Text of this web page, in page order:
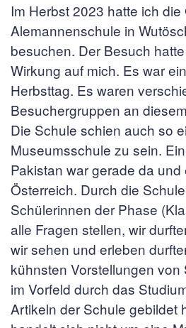
Im Herbst 2023 hatte ich
Alemannenschule in
besuchen. Der Besuch
Wirkung auf mich. Es war
Herbsttag. Es waren
Besuchergruppen an
Die Schule schien auch so
Museumsschule zu sein.
Pakistan war gerade da
Österreich. Durch die
Schülerinnen der Phase
alle Fragen stellen, wir
wir sehen und erleben
kühnsten Vorstellungen von
im Vorfeld durch das
Artikeln der Schule gebildet